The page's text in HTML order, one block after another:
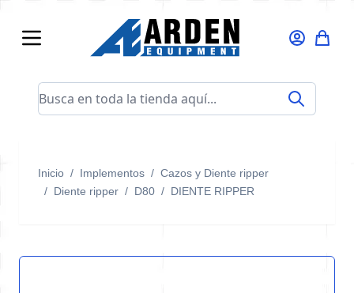
Busca en toda la tienda aquí...
Inicio / Implementos / Cazos y Diente ripper
/ Diente ripper / D80 / DIENTE RIPPER